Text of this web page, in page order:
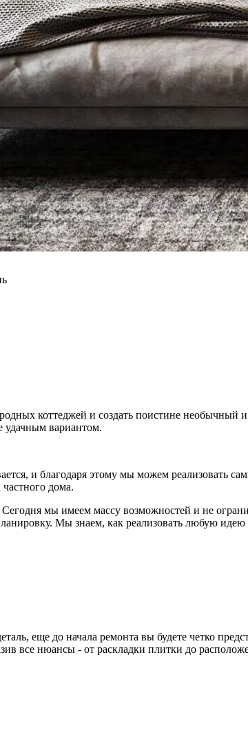
коттеджей и создать поистине
удачным вариантом.
и благодаря этому мы можем реализовать
дома.
мы имеем массу возможностей и не
Мы знаем, как реализовать любую
еще до начала ремонта вы будете четко
все нюансы - от раскладки плитки до